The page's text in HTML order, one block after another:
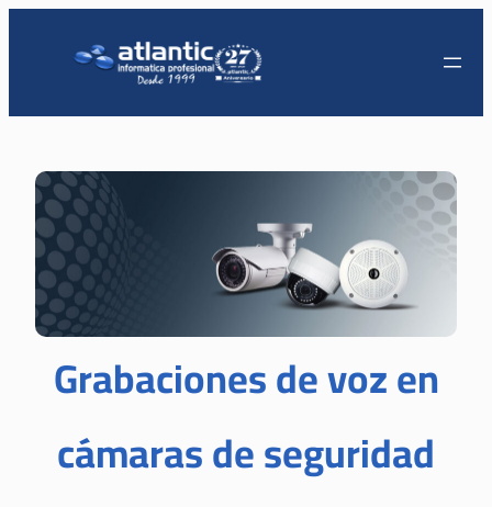
Grabaciones de voz en
cámaras de seguridad